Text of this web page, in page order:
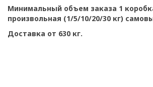
Минимальный объем заказа 1
произвольная (1/5/10/20/30 кг)
Доставка от 630 кг.